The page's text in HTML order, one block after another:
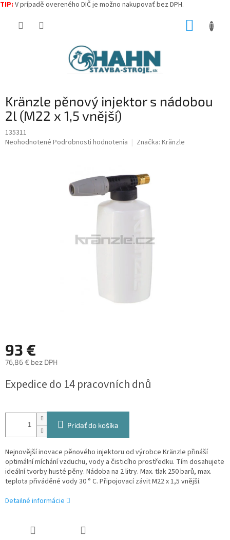
TIP: V prípadě overeného DIČ je možno nakupovať bez DPH.
Kränzle pěnový injektor s nádobou
2l (M22 x 1,5 vnější)
135311
Priemerné
Neohodnotené Podrobnosti hodnotenia Značka: Kränzle
93 €
76,86 € bez DPH
cena:
Expedice do 14 pracovních dnů
Pridať do košíka
Nejnovější inovace pěnového injektoru od výrobce Kränzle přináší
optimální míchání vzduchu, vody a čisticího prostředku. Tím dosahujete
ideální tvorby husté pěny. Nádoba na 2 litry. Max. tlak 250 barů, max.
teplota přiváděné vody 30 ° C. Připojovací závit M22 x 1,5 vnější.
Detailné informácie